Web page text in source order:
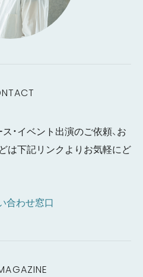
・イベント出演のご依頼、お
は下記リンクよりお気軽にど
合わせ窓口